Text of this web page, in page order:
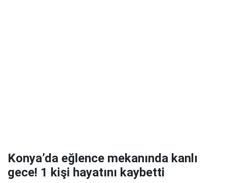
Konya’da eğlence mekanında kanlı
gece! 1 kişi hayatını kaybetti